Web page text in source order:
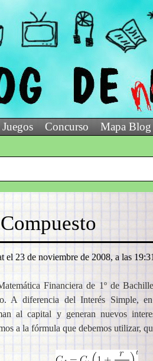
Juegos Concurso Mapa Blog
el 23 de noviembre de 2008, a las 19:31
Financiera de 1º de
A diferencia del Interés Simple,
al capital y generan nuevos
a la fórmula que debemos utilizar,